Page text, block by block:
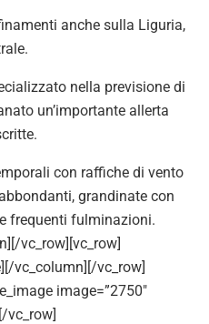
anche sulla Liguria,
nella previsione di
un’importante allerta
con raffiche di vento
grandinate con
frequenti fulminazioni.
vc_row][vc_row]
vc_column][/vc_row]
image=”2750″
vc_row]